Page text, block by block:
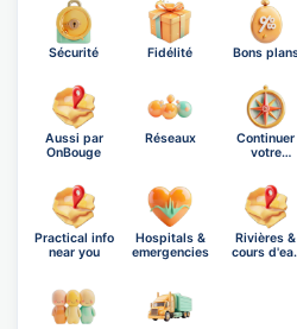
Sécurité Fidélité Bons
Aussi par
OnBouge
Réseaux
Continuer
votre
Practical info
near you
Hospitals &
emergencies
Rivières &
cours